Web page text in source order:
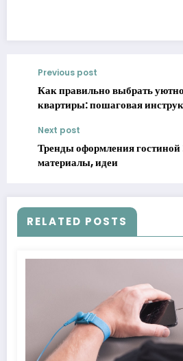
Previous post
Как правильно выбрать
квартиры: пошаговая
Next post
Тренды оформления
материалы, идеи
RELATED POSTS